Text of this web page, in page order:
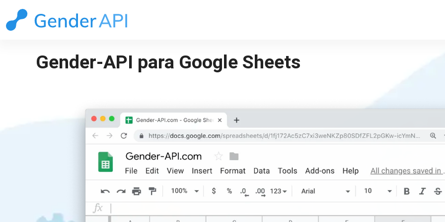
Gender-API para Google Sheets